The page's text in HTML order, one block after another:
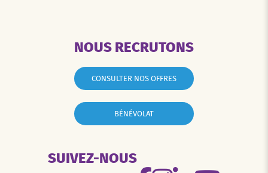
NOUS RECRUTONS
CONSULTER NOS OFFRES
BÉNÉVOLAT
SUIVEZ-NOUS